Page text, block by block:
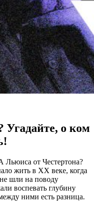
Угадайте, о ком
от Честертона?
жить в ХХ веке, когда
шли на поводу
воспевать глубину
ними есть разница.